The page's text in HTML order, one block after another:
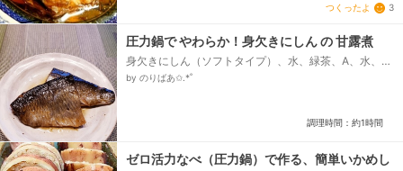
つくったよ 3
圧力鍋で やわらか！身欠きにしん の 甘露煮
身欠きにしん（ソフトタイプ）、水、緑茶、A、水、
A、酒、A、さとう、A、みりん、A、しょうゆ、A、す
by のりばあ✩.*˚
調理時間：約1時間
ゼロ活力なべ（圧力鍋）で作る、簡単いかめし